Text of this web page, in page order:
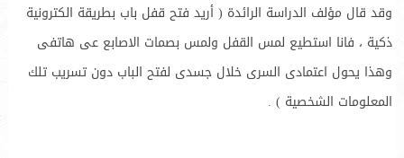
وقد قال مؤلف الدراسة الرائدة ( أريد فتح قفل باب بطريقة الكترونية
ذكية ، فانا استطيع لمس القفل ولمس بصمات الاصابع عى هاتفى
وهذا يحول اعتمادى السرى خلال جسدى لفتح الباب دون تسريب تلك
المعلومات الشخصية ) .